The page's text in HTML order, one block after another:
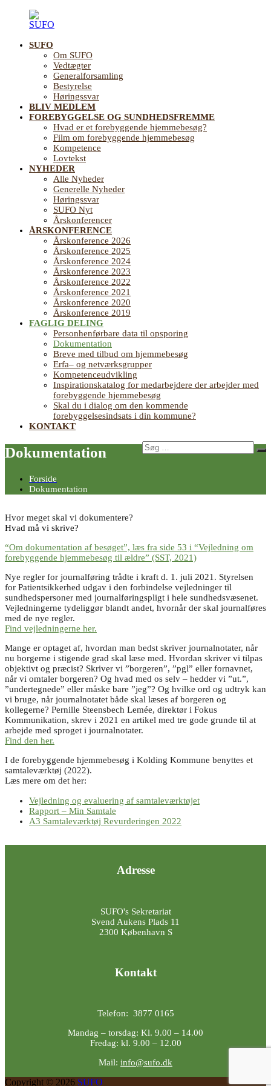
Landsforening
Sundhedsfremme
Forebyggelse
ældreområdet
SUFO
Om SUFO
Vedtægter
Generalforsamling
Bestyrelse
Høringssvar
BLIV MEDLEM
FOREBYGGELSE OG SUNDHEDSFREMME
Hvad er et forebyggende hjemmebesøg?
Film om forebyggende hjemmebesøg
Kompetence
Lovtekst
NYHEDER
Alle Nyheder
Generelle Nyheder
Høringssvar
SUFO Nyt
Årskonferencer
ÅRSKONFERENCE
Årskonference 2026
Årskonference 2025
Årskonference 2024
Årskonference 2023
Årskonference 2022
Årskonference 2021
Årskonference 2020
Årskonference 2019
FAGLIG DELING
Personhenførbare data til opsporing
Dokumentation
Breve med tilbud om hjemmebesøg
Erfa– og netværksgrupper
Kompetenceudvikling
Inspirationskatalog for medarbejdere der arbejder med
forebyggende hjemmebesøg
Skal du i dialog om den kommende
forebyggelsesindsats i din kommune?
KONTAKT
Søg
efter:
Dokumentation
Forside
Dokumentation
Hvor meget skal vi dokumentere?
Hvad må vi skrive?
“Om dokumentation af besøget”, læs fra side 53 i “Vejledning om
forebyggende hjemmebesøg til ældre” (SST, 2021)
Nye regler for journalføring trådte i kraft d. 1. juli 2021. Styrelsen
for Patientsikkerhed udgav i den forbindelse vejledninger til
sundhedspersoner med journalføringspligt i hele sundhedsvæsenet.
Vejledningerne tydeliggør blandt andet, hvornår der skal journalføres
med de nye regler.
Find vejledningerne her.
Mange er optaget af, hvordan man bedst skriver journalnotater, når
nu borgerne i stigende grad skal læse med. Hvordan skriver vi tilpas
objektivt og præcist? Skriver vi ”borgeren”, ”pgl” eller fornavnet,
når vi omtaler borgeren? Og hvad med os selv – hedder vi ”ut.”,
”undertegnede” eller måske bare ”jeg”? Og hvilke ord og udtryk kan
vi bruge, når journalnotatet både skal læses af borgeren og
kollegerne? Pernille Steensbech Lemée, direktør i Fokus
Kommunikation, skrev i 2021 en artikel med tre gode grunde til at
arbejde med sproget i journalnotater.
Find den her.
I de forebyggende hjemmebesøg i Kolding Kommune benyttes et
samtaleværktøj (2022).
Læs mere om det her:
Vejledning og evaluering af samtaleværktøjet
Rapport – Min Samtale
A3 Samtaleværktøj Revurderingen 2022
Adresse
SUFO's Sekretariat
Svend Aukens Plads 11
2300 København S
Kontakt
Telefon: 3877 0165
Mandag – torsdag: Kl. 9.00 – 14.00
Fredag: kl. 9.00 – 12.00
Mail: info@sufo.dk
Copyright © 2026 SUFO